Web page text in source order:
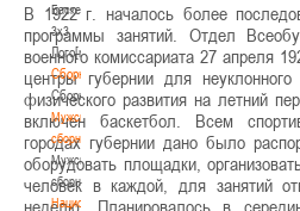
Баскетбол
3х3
Лого[modid=121]
Сборные
Сборные
Мужские
сборные
Мужские
сборные
Национальная
В 1922 г. началось более
программы занятий. Отдел
военного комиссариата 27 апреля
центры губернии для
физического развития на летний
включен баскетбол. Всем
городах губернии дано было
оборудовать площадки,
человек в каждой, для занятий
неделю. Планировалось в